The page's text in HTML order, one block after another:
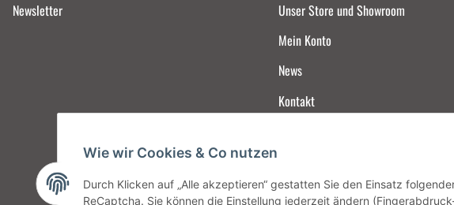
Newsletter
Unser Store und Showroom
Mein Konto
News
Kontakt
Wie wir Cookies & Co nutzen
Durch Klicken auf „Alle akzeptieren“ gestatten Sie den Einsatz
ReCaptcha. Sie können die Einstellung jederzeit ändern